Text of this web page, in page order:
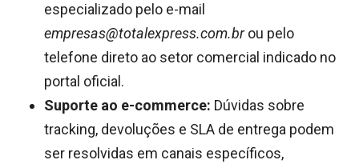
especializado pelo e-mail
empresas@totalexpress.com.brou pelo
telefone direto ao setor comercial indicado no
portal oficial.
Suporte ao e-commerce: Dúvidas sobre
tracking, devoluções e SLA de entrega podem
ser resolvidas em canais específicos,